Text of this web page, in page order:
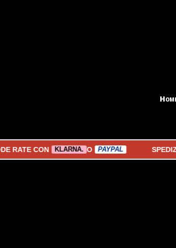
CON KLARNA. O PAYPAL